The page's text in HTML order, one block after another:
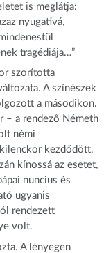
is meglátja:
nyugativá,
tragédiája…”
szorította
A színészek
a másodikon.
– a rendező Németh
némi
kezdődött,
kínossá az esetet,
nuncius és
ugyanis
rendezett
volt.
A lényegen